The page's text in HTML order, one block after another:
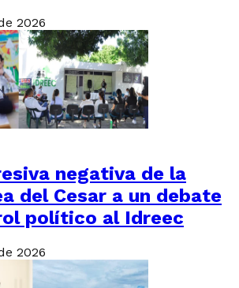
2026
negativa de la
del Cesar a un debate
político al Idreec
2026